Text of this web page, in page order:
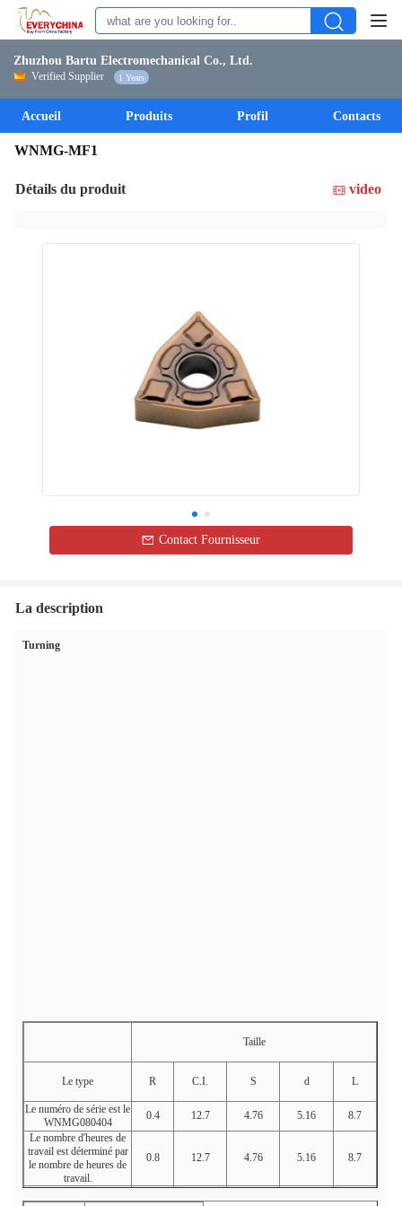
Zhuzhou Bartu Electromechanical Co., Ltd.
Verified Supplier 1 Years
Accueil Produits Profil Contacts
WNMG-MF1
Détails du produit video
Contact Fournisseur
La description
Turning
Taille
Le type R C.I. S d L
Le numéro de série est le
WNMG080404
0.4 12.7 4.76 5.16
8.7
Le nombre d'heures de
travail est déterminé par
le nombre de heures de
travail.
0.8 12.7 4.76 5.16 8.7